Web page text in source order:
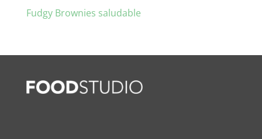
Fudgy Brownies saludable